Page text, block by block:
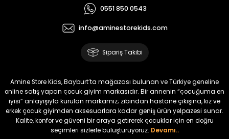
₺ 2.340
Koren Kız Çocuk ve Bebek Tayt
₺ 320
₺ 250
Yeni
Koren Kız Çocuk ve Bebek Tayt
₺ 320
₺ 250
%22
Koren Kız Çocuk ve Bebek Tayt
%22
Koren Kız Çocuk ve Bebek Tayt
0551 850 0543
info@aminestorekids.com
Sipariş Takibi
Amine Store Kids, Bayburt’ta mağazası bulunan ve Türkiye geneline
online satış yapan çocuk giyim markasıdır. Bir annenin “çocuğuma en
iyisi” anlayışıyla kurulan markamız; zıbından hastane çıkışına, kız ve
erkek çocuk giyimden aksesuarlara kadar geniş ürün yelpazesi sunar.
Kalite, konfor ve güveni bir araya getirerek çocuklar için en doğru
seçimleri sizlerle buluşturuyoruz. Devamı..